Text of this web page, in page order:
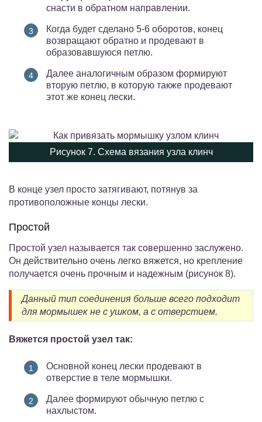
снасти в обратном направлении.
Когда будет сделано 5-6 оборотов, конец
возвращают обратно и продевают в
образовавшуюся петлю.
Далее аналогичным образом формируют
вторую петлю, в которую также продевают
этот же конец лески.
Рисунок 7. Схема вязания узла клинч
В конце узел просто затягивают, потянув за
противоположные концы лески.
Простой
Простой узел называется так совершенно заслужено.
Он действительно очень легко вяжется, но крепление
получается очень прочным и надежным (рисунок 8).
Данный тип соединения больше всего подходит
для мормышек не с ушком, а с отверстием.
Вяжется простой узел так:
Основной конец лески продевают в
отверстие в теле мормышки.
Далее формируют обычную петлю с
нахлыстом.